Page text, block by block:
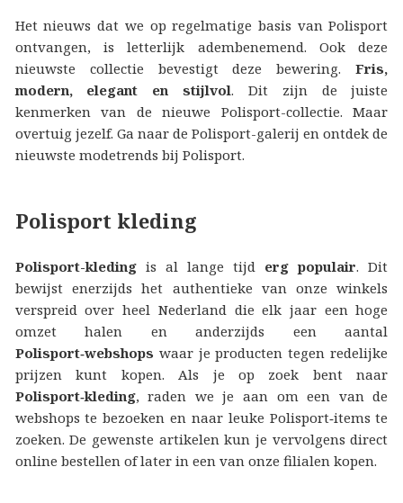
Het nieuws dat we op regelmatige basis van Polisport
ontvangen, is letterlijk adembenemend. Ook deze
nieuwste collectie bevestigt deze bewering.Fris,
modern, elegant en stijlvol. Dit zijn de juiste
kenmerken van de nieuwe Polisport-collectie. Maar
overtuig jezelf. Ga naar de Polisport-galerij en ontdek de
nieuwste modetrends bij Polisport.
Polisport kleding
Polisport-kledingis al lange tijd erg populair. Dit
bewijst enerzijds het authentieke van onze winkels
verspreid over heel Nederland die elk jaar een hoge
omzet halen en anderzijds een aantal
Polisport‑webshops waar je producten tegen redelijke
prijzen kunt kopen. Als je op zoek bent naar
Polisport‑kleding, raden we je aan om een van de
webshops te bezoeken en naar leuke Polisport‑items te
zoeken. De gewenste artikelen kun je vervolgens direct
online bestellen of later in een van onze filialen kopen.